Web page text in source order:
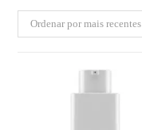
Ordenar por mais recentes